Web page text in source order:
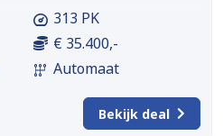
313 PK
€ 35.400,-
Automaat
Bekijk deal